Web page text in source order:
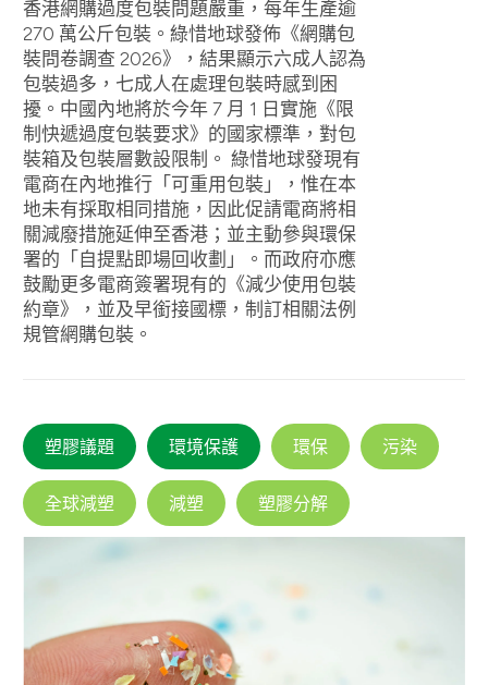
香港網購過度包裝問題嚴重，每年生產逾
270 萬公斤包裝。綠惜地球發佈《網購包
裝問卷調查 2026》，結果顯示六成人認為
包裝過多，七成人在處理包裝時感到困
擾。中國內地將於今年 7 月 1 日實施《限
制快遞過度包裝要求》的國家標準，對包
裝箱及包裝層數設限制。 綠惜地球發現有
電商在內地推行「可重用包裝」，惟在本
地未有採取相同措施，因此促請電商將相
關減廢措施延伸至香港；並主動參與環保
署的「自提點即場回收劃」。而政府亦應
鼓勵更多電商簽署現有的《減少使用包裝
約章》，並及早銜接國標，制訂相關法例
規管網購包裝。
塑膠議題 環境保護 環保 污染
全球減塑 減塑 塑膠分解